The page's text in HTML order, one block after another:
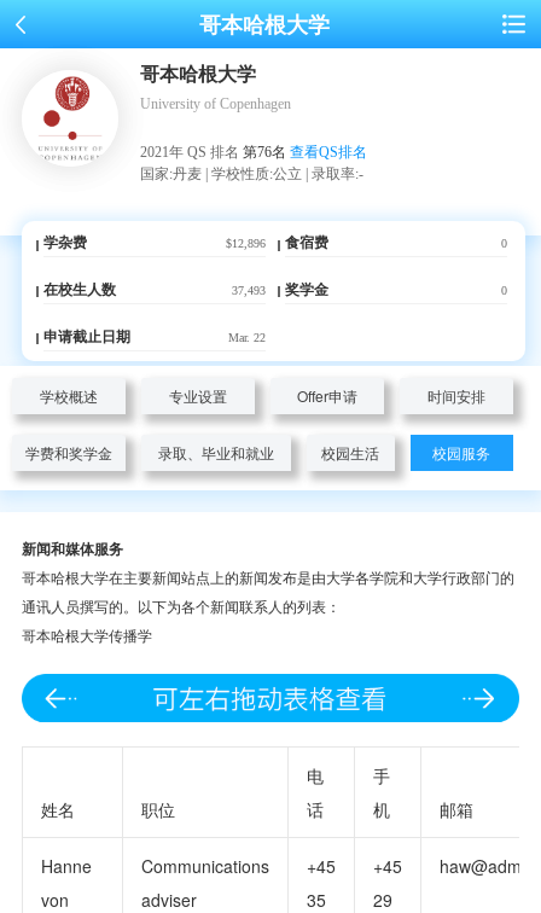
哥本哈根大学
哥本哈根大学
University of Copenhagen
2021年 QS 排名 第76名 查看QS排名
国家:丹麦 | 学校性质:公立 | 录取率:-
学杂费 $12,896 食宿费 0
在校生人数 37,493 奖学金 0
申请截止日期 Mar. 22
学校概述 专业设置 Offer申请 时间安排
学费和奖学金 录取、毕业和就业 校园生活 校园服务
新闻和媒体服务
哥本哈根大学在主要新闻站点上的新闻发布是由大学各学院和大学行政部门的
通讯人员撰写的。以下为各个新闻联系人的列表：
哥本哈根大学传播学
姓名 职位
电
话
手
机
邮箱
Hanne
von
Communications
adviser
+45
35
+45
29